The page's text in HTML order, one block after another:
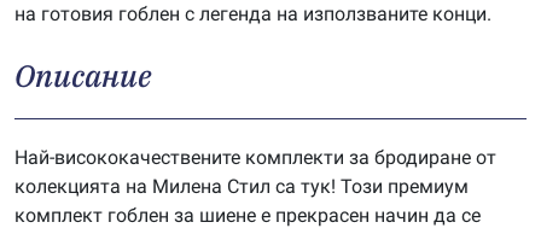
на готовия гоблен с легенда на използваните конци.
Описание
Най-висококачествените комплекти за бродиране от
колекцията на Милена Стил са тук! Този премиум
комплект гоблен за шиене е прекрасен начин да се